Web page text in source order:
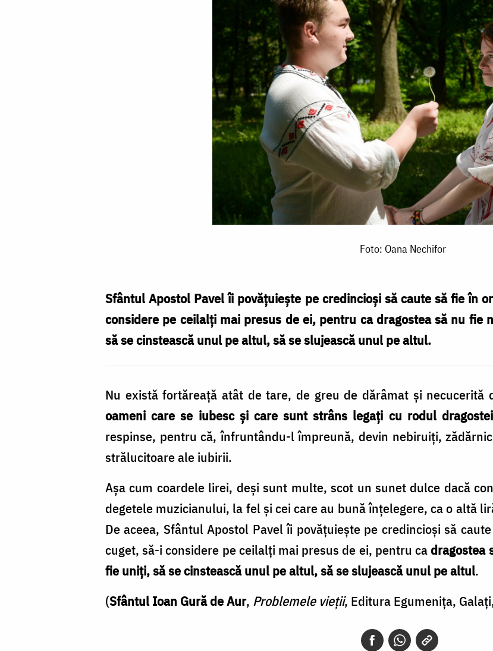
Foto: Oana Nechifor
Sfântul Apostol Pavel îi povățuiește pe credincioși să caute să fie în
considere pe ceilalți mai presus de ei, pentru ca dragostea să nu fie
să se cinstească unul pe altul, să se slujească unul pe altul.
Nu există fortăreață atât de tare, de greu de dărâmat și necucerită
oameni care se iubesc și care sunt strâns legați cu rodul dragostei
respinse, pentru că, înfruntându-l împreună, devin nebiruiți,
strălucitoare ale iubirii.
Așa cum coardele lirei, deși sunt multe, scot un sunet dulce dacă
degetele muzicianului, la fel și cei care au bună înțelegere, ca o altă
De aceea, Sfântul Apostol Pavel îi povățuiește pe credincioși să
cuget, să-i considere pe ceilalți mai presus de ei, pentru ca dragostea
fie uniți, să se cinstească unul pe altul, să se slujească unul pe altul.
(Sfântul Ioan Gură de Aur, Problemele vieții, Editura Egumenița,